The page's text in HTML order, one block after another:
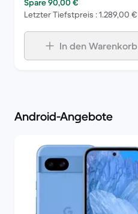
Spare 90,00 €
Letzter Tiefstpreis : 1.289,00 €
In den Warenkorb
Android-Angebote